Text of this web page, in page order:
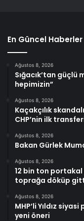
En Güncel Haberler
Ağustos 8, 2026
Sığacık’tan güçlü
hepimizin”
Ağustos 8, 2026
Kaçakçılık
CHP’nin ilk
Ağustos 8, 2026
Bakan Gürlek
Ağustos 8, 2026
12 bin ton
toprağa döküp
Ağustos 8, 2026
MHP’li Yıldız
yeni öneri